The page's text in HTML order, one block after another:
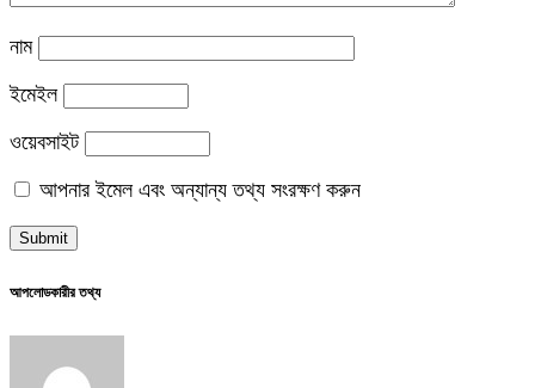
নাম
ইমেইল
ওয়েবসাইট
আপনার ইমেল এবং অন্যান্য তথ্য সংরক্ষণ করুন
আপলোডকারীর তথ্য